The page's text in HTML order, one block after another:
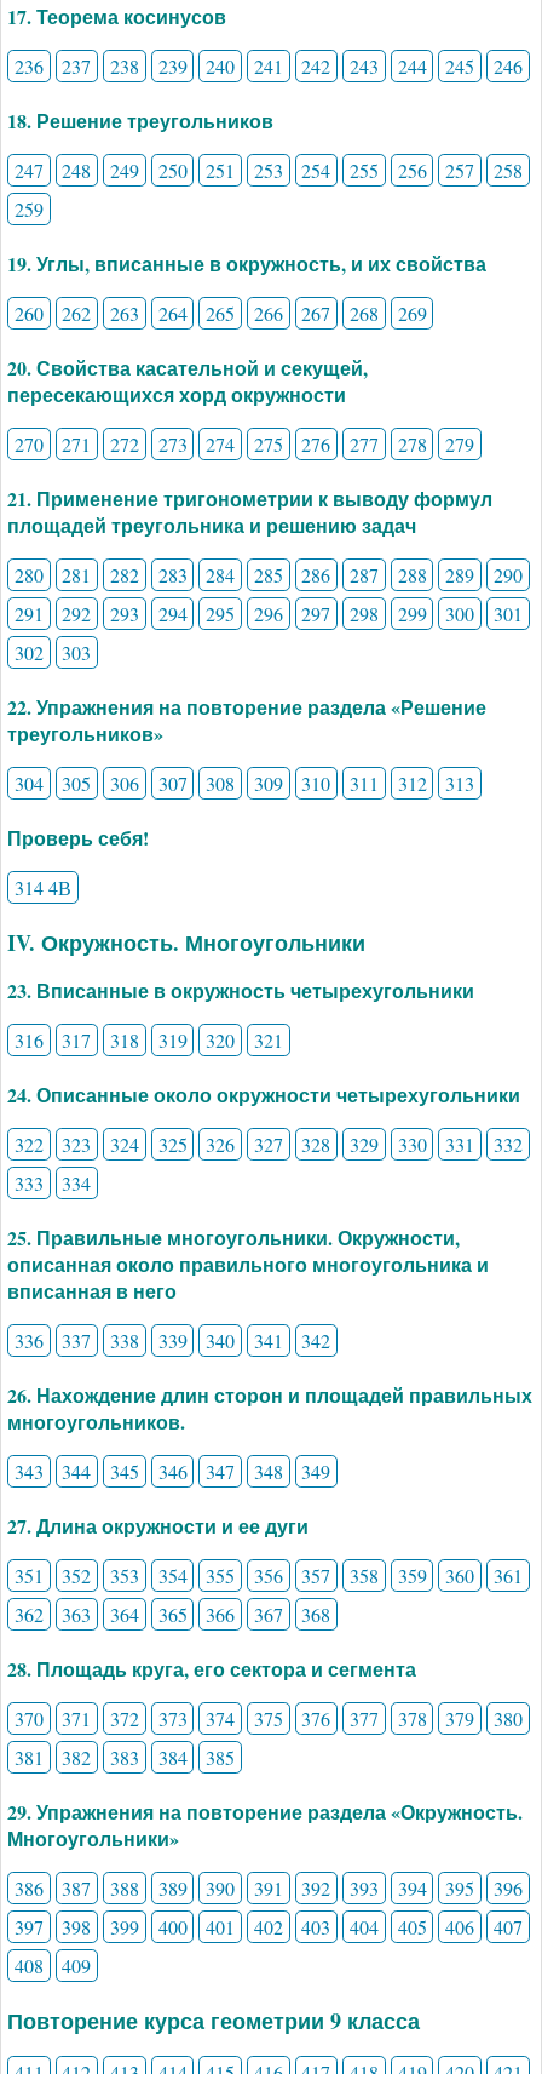
17. Теорема косинусов
236 237 238 239 240 241 242 243 244 245 246
18. Решение треугольников
247 248 249 250 251 253 254 255 256 257
258
259
19. Углы, вписанные в окружность, и их свойства
260 262 263 264 265 266 267 268 269
20. Свойства касательной и секущей,
пересекающихся хорд окружности
270 271 272 273 274 275 276 277 278 279
21. Применение тригонометрии к выводу формул
площадей треугольника и решению задач
280 281 282 283 284 285 286 287 288 289
290
291
292 293 294 295 296 297 298 299 300
301
302
303
22. Упражнения на повторение раздела «Решение
треугольников»
304 305 306 307 308 309 310 311 312 313
Проверь себя!
314 4В
IV. Окружность. Многоугольники
23. Вписанные в окружность четырехугольники
316 317 318 319 320 321
24. Описанные около окружности четырехугольники
322 323 324 325 326 327 328 329 330 331
332
333
334
25. Правильные многоугольники. Окружности,
описанная около правильного многоугольника и
вписанная в него
336 337 338 339 340 341 342
26. Нахождение длин сторон и площадей правильных
многоугольников.
343 344 345 346 347 348 349
27. Длина окружности и ее дуги
351 352 353 354 355 356 357 358 359 360
361
362
363 364 365 366 367 368
28. Площадь круга, его сектора и сегмента
370 371 372 373 374 375 376 377 378 379
380
381
382 383 384 385
29. Упражнения на повторение раздела «Окружность.
Многоугольники»
386 387 388 389 390 391 392 393 394 395
396
397
398 399 400 401 402 403 404 405 406
407
408
409
Повторение курса геометрии 9 класса